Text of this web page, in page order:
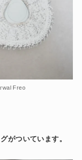
Freo
がついています。